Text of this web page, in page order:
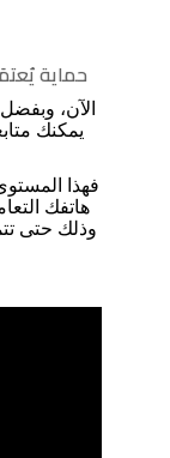
حماية
الآن،
يمكنك
فهذا
هاتفك
وذلك حتى